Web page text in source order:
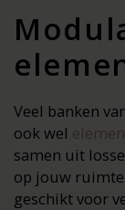
Veel banken
ook wel
samen uit
op jouw
geschikt voor